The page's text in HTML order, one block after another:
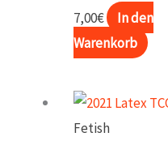
7,00€
In den
Warenkorb
Fetish